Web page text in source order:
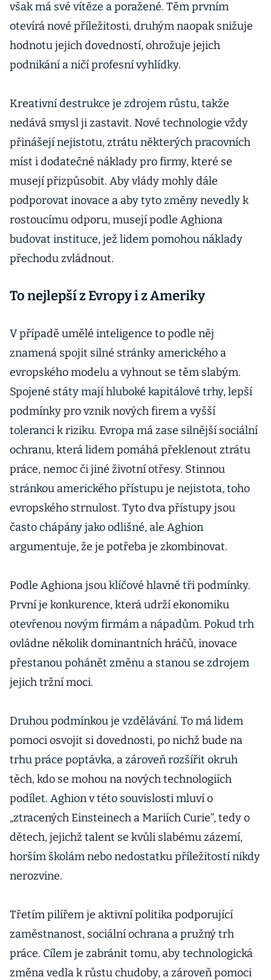
však má své vítěze a poražené. Těm prvním
otevírá nové příležitosti, druhým naopak snižuje
hodnotu jejich dovedností, ohrožuje jejich
podnikání a ničí profesní vyhlídky.
Kreativní destrukce je zdrojem růstu, takže
nedává smysl ji zastavit. Nové technologie vždy
přinášejí nejistotu, ztrátu některých pracovních
míst i dodatečné náklady pro firmy, které se
musejí přizpůsobit. Aby vlády mohly dále
podporovat inovace a aby tyto změny nevedly k
rostoucímu odporu, musejí podle Aghiona
budovat instituce, jež lidem pomohou náklady
přechodu zvládnout.
To nejlepší z Evropy i z Ameriky
V případě umělé inteligence to podle něj
znamená spojit silné stránky amerického a
evropského modelu a vyhnout se těm slabým.
Spojené státy mají hluboké kapitálové trhy, lepší
podmínky pro vznik nových firem a vyšší
toleranci k riziku. Evropa má zase silnější sociální
ochranu, která lidem pomáhá překlenout ztrátu
práce, nemoc či jiné životní otřesy. Stinnou
stránkou amerického přístupu je nejistota, toho
evropského strnulost. Tyto dva přístupy jsou
často chápány jako odlišné, ale Aghion
argumentuje, že je potřeba je zkombinovat.
Podle Aghiona jsou klíčové hlavně tři podmínky.
První je konkurence, která udrží ekonomiku
otevřenou novým firmám a nápadům. Pokud trh
ovládne několik dominantních hráčů, inovace
přestanou pohánět změnu a stanou se zdrojem
jejich tržní moci.
Druhou podmínkou je vzdělávání. To má lidem
pomoci osvojit si dovednosti, po nichž bude na
trhu práce poptávka, a zároveň rozšířit okruh
těch, kdo se mohou na nových technologiích
podílet. Aghion v této souvislosti mluví o
„ztracených Einsteinech a Mariích Curie“, tedy o
dětech, jejichž talent se kvůli slabému zázemí,
horším školám nebo nedostatku příležitostí nikdy
nerozvine.
Třetím pilířem je aktivní politika podporující
zaměstnanost, sociální ochrana a pružný trh
práce. Cílem je zabránit tomu, aby technologická
změna vedla k růstu chudoby, a zároveň pomoci